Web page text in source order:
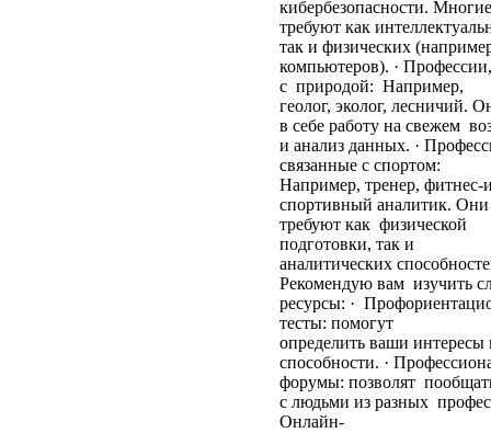
кибербезопасности.
требуют как
так и физических
компьютеров). ·
с природой: Например,
геолог, эколог, лесничий.
в себе работу на свежем
и анализ данных. ·
связанные с спортом:
Например, тренер, фитнес-
спортивный аналитик. Они
требуют как физической
подготовки, так и
аналитических
Рекомендую вам изучить
ресурсы: ·
тесты: помогут
определить ваши
способности. ·
форумы: позволят
с людьми из разных
Онлайн-